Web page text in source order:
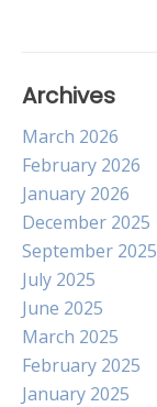
Archives
March 2026
February 2026
January 2026
December 2025
September 2025
July 2025
June 2025
March 2025
February 2025
January 2025